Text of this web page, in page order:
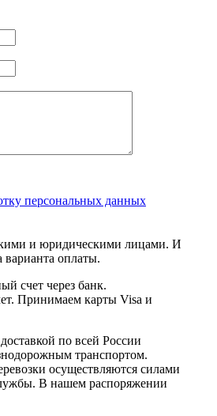
персональных данных
и юридическими лицами. И
варианта оплаты.
счет через банк.
Принимаем карты Visa и
по всей России
транспортом.
осуществляются силами
В нашем распоряжении